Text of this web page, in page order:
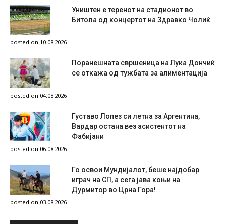
Уништен е теренот на стадионот во
Битола од концертот на Здравко Чолиќ
posted on 10.08.2026
Поранешната свршеница на Лука Дончиќ
се откажа од тужбата за алиментација
posted on 04.08.2026
Густаво Лопез си летна за Аргентина,
Вардар остана вез асистентот на
Фабијани
posted on 06.08.2026
Го освои Мундијалот, беше најдобар
играч на СП, а сега јава коњи на
Дурмитор во Црна Гора!
posted on 03.08.2026